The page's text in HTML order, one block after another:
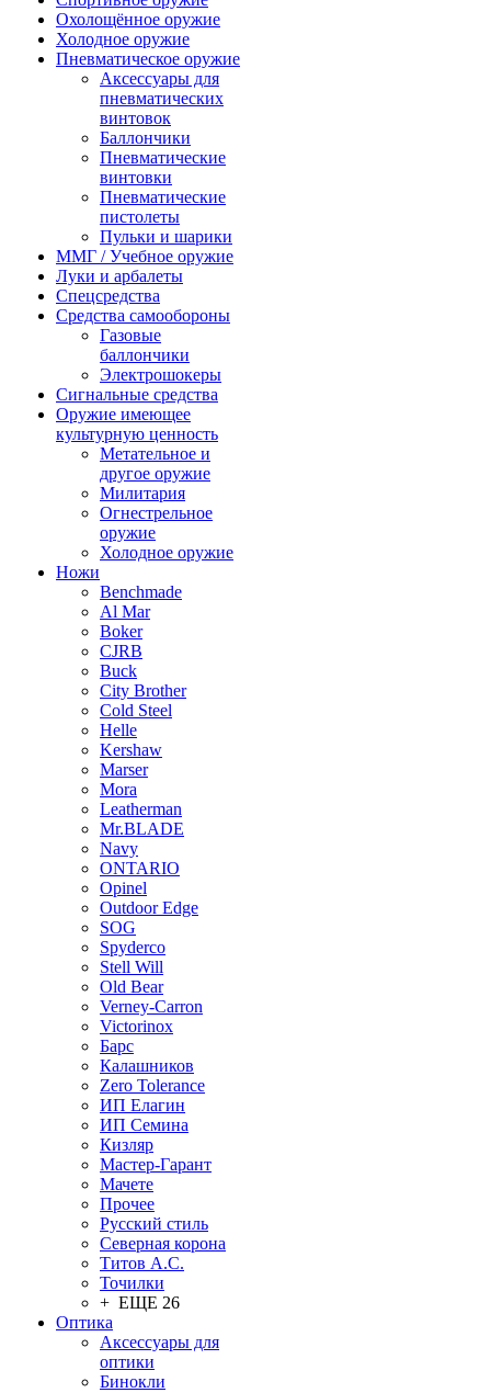
Охолощённое оружие
Холодное оружие
Пневматическое оружие
Аксессуары для
пневматических
винтовок
Баллончики
Пневматические
винтовки
Пневматические
пистолеты
Пульки и шарики
ММГ / Учебное оружие
Луки и арбалеты
Спецсредства
Средства самообороны
Газовые
баллончики
Электрошокеры
Сигнальные средства
Оружие имеющее
культурную ценность
Метательное и
другое оружие
Милитария
Огнестрельное
оружие
Холодное оружие
Ножи
Benchmade
Al Mar
Boker
CJRB
Buck
City Brother
Cold Steel
Helle
Kershaw
Marser
Mora
Leatherman
Mr.BLADE
Navy
ONTARIO
Opinel
Outdoor Edge
SOG
Spyderco
Stell Will
Old Bear
Verney-Carron
Victorinox
Барс
Калашников
Zero Tolerance
ИП Елагин
ИП Семина
Кизляр
Мастер-Гарант
Мачете
Прочее
Русский стиль
Северная корона
Титов А.С.
Точилки
+ ЕЩЕ 26
Оптика
Аксессуары для
оптики
Бинокли